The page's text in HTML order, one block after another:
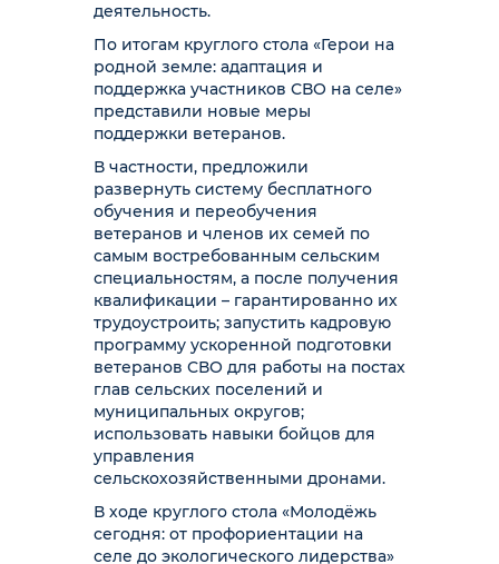
деятельность.
По итогам круглого стола «Герои на
родной земле: адаптация и
поддержка участников СВО на селе»
представили новые меры
поддержки ветеранов.
В частности, предложили
развернуть систему бесплатного
обучения и переобучения
ветеранов и членов их семей по
самым востребованным сельским
специальностям, а после получения
квалификации – гарантированно их
трудоустроить; запустить кадровую
программу ускоренной подготовки
ветеранов СВО для работы на постах
глав сельских поселений и
муниципальных округов;
использовать навыки бойцов для
управления
сельскохозяйственными дронами.
В ходе круглого стола «Молодёжь
сегодня: от профориентации на
селе до экологического лидерства»